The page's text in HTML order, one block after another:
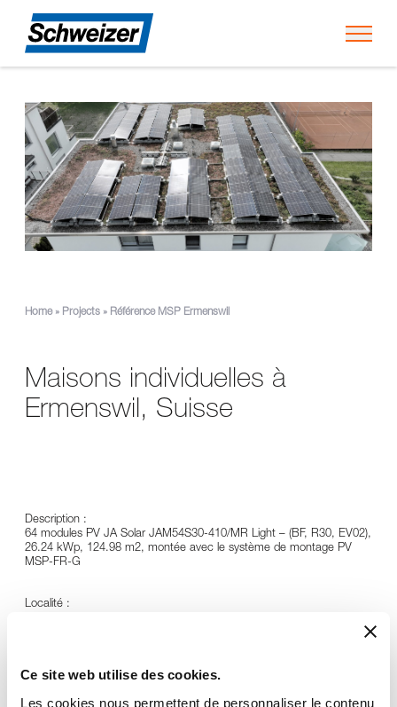
Ce site web utilise des cookies.
Les cookies nous permettent de personnaliser le contenu
Home» Projects » Référence MSP Ermenswil
Maisons individuelles à
Ermenswil, Suisse
Description :
64 modules PV JA Solar JAM54S30-410/MR Light – (BF, R30, EV02),
26.24 kWp, 124.98 m2, montée avec le système de montage PV
MSP-FR-G
Localité :
Planificateur et installateur: EW Höfe AG